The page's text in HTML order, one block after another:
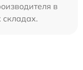
в
складах.